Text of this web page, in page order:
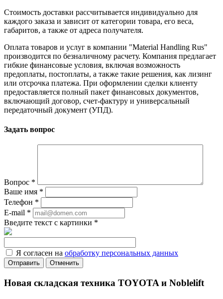
Стоимость доставки рассчитывается индивидуально для
каждого заказа и зависит от категории товара, его веса,
габаритов, а также от адреса получателя.
Оплата товаров и услуг в компании "Material Handling Rus"
производится по безналичному расчету. Компания предлагает
гибкие финансовые условия, включая возможность
предоплаты, постоплаты, а также такие решения, как лизинг
или отсрочка платежа. При оформлении сделки клиенту
предоставляется полный пакет финансовых документов,
включающий договор, счет-фактуру и универсальный
передаточный документ (УПД).
Задать вопрос
Вопрос *
Ваше имя *
Телефон *
E-mail *
Введите текст с картинки *
Я согласен на обработку персональных данных
Отменить
Новая складская техника TOYOTA и Noblelift